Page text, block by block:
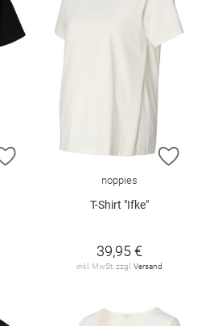
ZUR WUNSCHLISTE HINZUFÜGEN
ZUR
noppies
T-Shirt "Ifke"
39,95 €
inkl. MwSt. zzgl. Versand